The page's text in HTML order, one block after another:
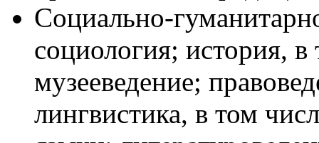
Социально-
социология; история, в
музееведение;
лингвистика, в том